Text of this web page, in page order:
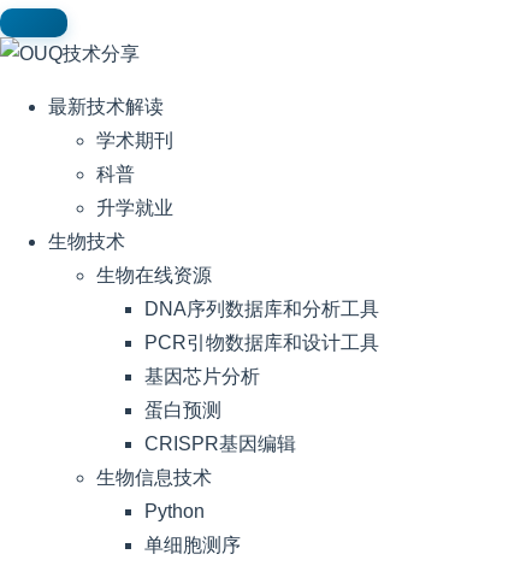
最新技术解读
学术期刊
科普
升学就业
生物技术
生物在线资源
DNA序列数据库和分析工具
PCR引物数据库和设计工具
基因芯片分析
蛋白预测
CRISPR基因编辑
生物信息技术
Python
单细胞测序